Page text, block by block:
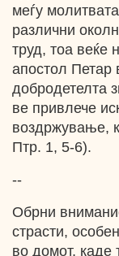
меѓу
различни
труд, тоа веќе
апостол Петар
добродетелта
ве привлече
воздржување,
Птр. 1, 5-6).
--
Обрни
страсти,
во домот, каде